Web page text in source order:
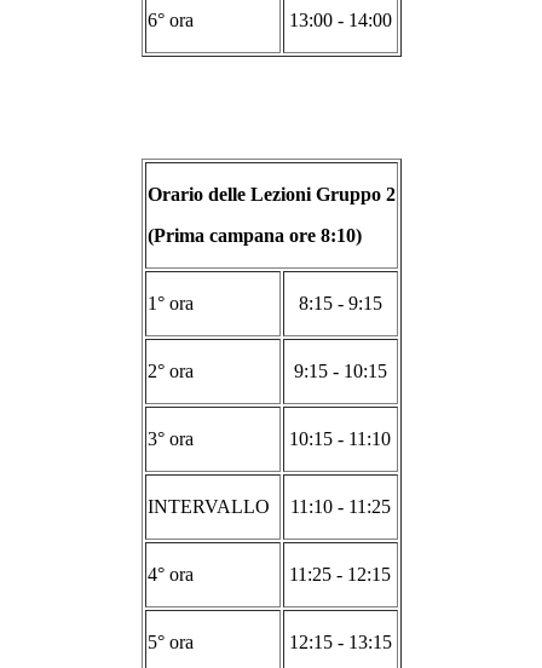
6° ora 13:00 - 14:00
Orario delle Lezioni Gruppo 2
(Prima campana ore 8:10)
1° ora 8:15 - 9:15
2° ora 9:15 - 10:15
3° ora 10:15 - 11:10
INTERVALLO 11:10 - 11:25
4° ora 11:25 - 12:15
5° ora 12:15 - 13:15